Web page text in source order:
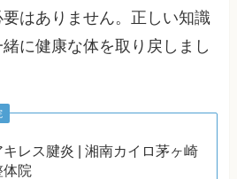
はありません。正しい知識
に健康な体を取り戻しまし
キレス腱炎 | 湘南カイロ茅ヶ崎
体院